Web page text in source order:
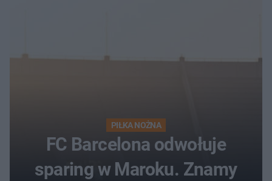
PIŁKA NOŻNA
FC Barcelona odwołuje
sparing w Maroku. Znamy